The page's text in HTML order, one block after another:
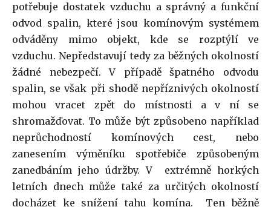
potřebuje dostatek vzduchu a správný a funkční
odvod spalin, které jsou komínovým systémem
odváděny mimo objekt, kde se rozptýlí ve
vzduchu. Nepředstavují tedy za běžných okolností
žádné nebezpečí. V případě špatného odvodu
spalin, se však při shodě nepříznivých okolností
mohou vracet zpět do místnosti a v ní se
shromažďovat. To může být způsobeno například
neprůchodností komínových cest, nebo
zanesením výměníku spotřebiče způsobeným
zanedbáním jeho údržby. V extrémně horkých
letních dnech může také za určitých okolností
docházet ke snížení tahu komína. Ten běžně